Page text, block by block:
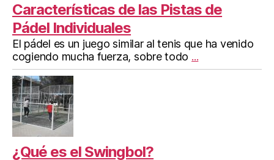
Características de las Pistas de
Pádel Individuales
El pádel es un juego similar al tenis que ha venido
cogiendo mucha fuerza, sobre todo ...
¿Qué es el Swingbol?